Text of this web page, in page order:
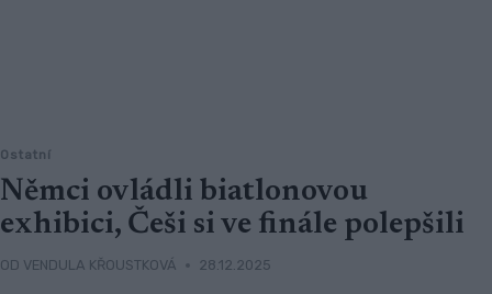
Ostatní
Němci ovládli biatlonovou
exhibici, Češi si ve finále polepšili
OD VENDULA KŘOUSTKOVÁ 28.12.2025